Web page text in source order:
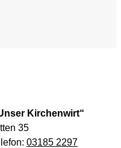
Kirchenwirt“
35
03185 2297